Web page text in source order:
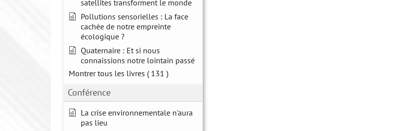
satellites transforment le monde
Pollutions sensorielles : La face
cachée de notre empreinte
écologique ?
Quaternaire : Et si nous
connaissions notre lointain passé
Montrer tous les livres ( 131 )
Conférence
La crise environnementale n'aura
pas lieu